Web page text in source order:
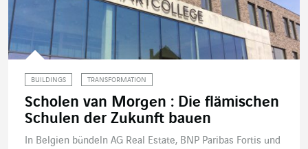
BUILDINGS TRANSFORMATION
Scholen van Morgen : Die flämischen
Schulen der Zukunft bauen
In Belgien bündeln AG Real Estate, BNP Paribas Fortis und